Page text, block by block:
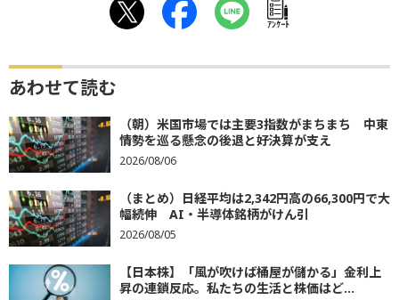
ｱﾝｹｰﾄ
あわせて読む
（朝）米国市場では主要3指数がまちまち 中東
情勢を巡る懸念の後退と好決算が支え
2026/08/06
（まとめ）日経平均は2,342円高の66,300円で大
幅続伸 AI・半導体銘柄がけん引
2026/08/05
【日本株】「風が吹けば桶屋が儲かる」金利上
昇の連鎖反応。私たちの生活と株価はど...